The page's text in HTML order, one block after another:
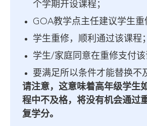
个学期开设课程；
GOA教学点主任建议学生重
学生重修，顺利通过该课程；
学生/家庭同意在重修支付该
要满足所以条件才能替换不
请注意，这意味着高年级学生
程中不及格，将没有机会通过
复学分。